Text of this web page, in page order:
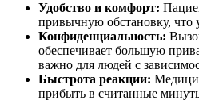
Удобство и комфорт:
привычную обстановку, что
Конфиденциальность:
обеспечивает большую
важно для людей с
Быстрота реакции:
прибыть в считанные